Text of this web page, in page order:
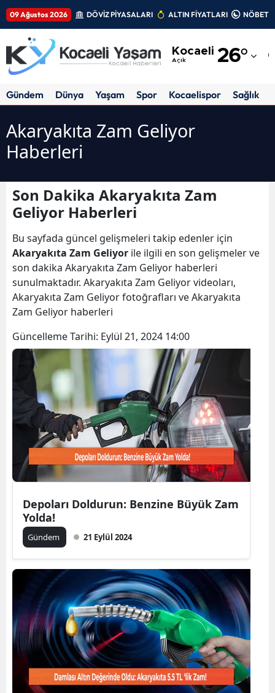
09 Ağustos 2026 DÖVİZ PİYASALARI ALTIN FİYATLARI
Kocaeli
Açık 26°
Adıyaman
Amasya
Antalya
Aydın
Balıkesir
Bilecik
Bitlis
Bolu
Burdur
Bursa
Çanakkale
Çankırı
Denizli
Elazığ
Erzincan
Erzurum
Eskişehir
Gündem Dünya Yaşam Spor Kocaelispor Sağlık
Akaryakıta Zam Geliyor
Haberleri
Son Dakika Akaryakıta Zam
Geliyor Haberleri
Bu sayfada güncel gelişmeleri takip edenler için
Akaryakıta Zam Geliyor ile ilgili en son gelişmeler ve
son dakika Akaryakıta Zam Geliyor haberleri
sunulmaktadır. Akaryakıta Zam Geliyor videoları,
Akaryakıta Zam Geliyor fotoğrafları ve Akaryakıta
Zam Geliyor haberleri
Güncelleme Tarihi: Eylül 21, 2024 14:00
Depoları Doldurun: Benzine Büyük Zam
Yolda!
Gündem 21 Eylül 2024